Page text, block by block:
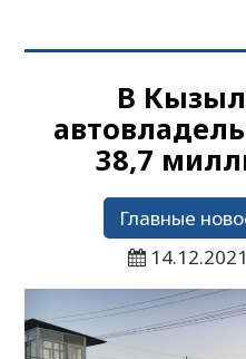
В
38,7
Главные
14.12.2021